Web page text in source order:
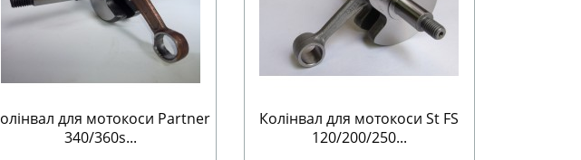
для мотокоси Partner
340/360s...
Колінвал для мотокоси St FS
120/200/250...